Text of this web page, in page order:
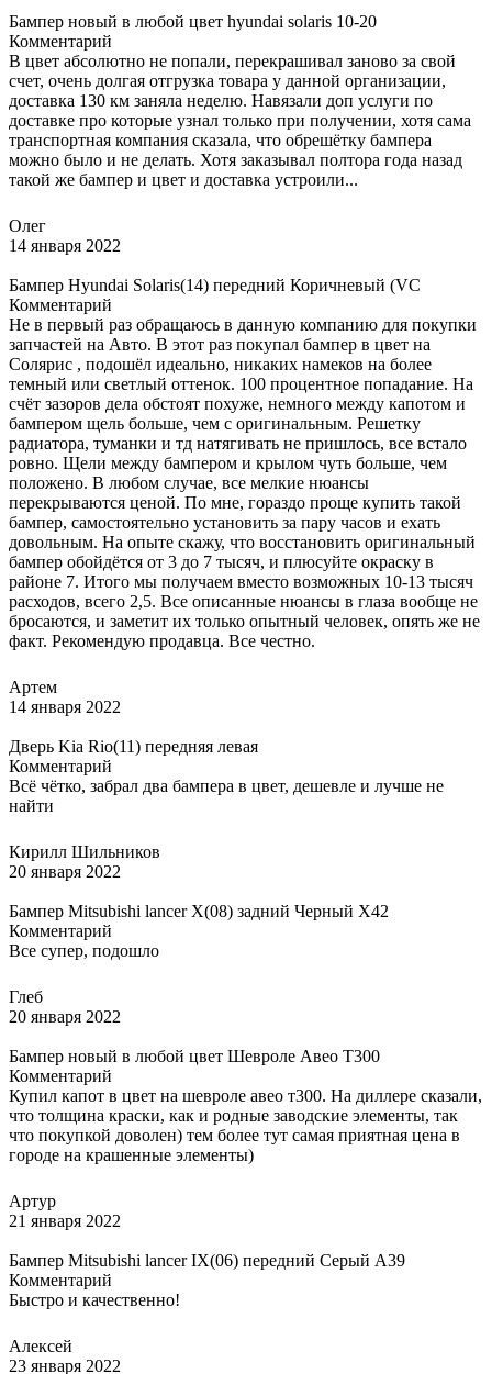
Бампер новый в любой цвет hyundai solaris 10-20
Комментарий
В цвет абсолютно не попали, перекрашивал заново за свой
счет, очень долгая отгрузка товара у данной организации,
доставка 130 км заняла неделю. Навязали доп услуги по
доставке про которые узнал только при получении, хотя сама
транспортная компания сказала, что обрешётку бампера
можно было и не делать. Хотя заказывал полтора года назад
такой же бампер и цвет и доставка устроили...
Олег
14 января 2022
Бампер Hyundai Solaris(14) передний Коричневый (VC
Комментарий
Не в первый раз обращаюсь в данную компанию для покупки
запчастей на Авто. В этот раз покупал бампер в цвет на
Солярис , подошёл идеально, никаких намеков на более
темный или светлый оттенок. 100 процентное попадание. На
счёт зазоров дела обстоят похуже, немного между капотом и
бампером щель больше, чем с оригинальным. Решетку
радиатора, туманки и тд натягивать не пришлось, все встало
ровно. Щели между бампером и крылом чуть больше, чем
положено. В любом случае, все мелкие нюансы
перекрываются ценой. По мне, гораздо проще купить такой
бампер, самостоятельно установить за пару часов и ехать
довольным. На опыте скажу, что восстановить оригинальный
бампер обойдётся от 3 до 7 тысяч, и плюсуйте окраску в
районе 7. Итого мы получаем вместо возможных 10-13 тысяч
расходов, всего 2,5. Все описанные нюансы в глаза вообще не
бросаются, и заметит их только опытный человек, опять же не
факт. Рекомендую продавца. Все честно.
Артем
14 января 2022
Дверь Kia Rio(11) передняя левая
Комментарий
Всё чётко, забрал два бампера в цвет, дешевле и лучше не
найти
Кирилл Шильников
20 января 2022
Бампер Mitsubishi lancer X(08) задний Черный X42
Комментарий
Все супер, подошло
Глеб
20 января 2022
Бампер новый в любой цвет Шевроле Авео Т300
Комментарий
Купил капот в цвет на шевроле авео т300. На диллере сказали,
что толщина краски, как и родные заводские элементы, так
что покупкой доволен) тем более тут самая приятная цена в
городе на крашенные элементы)
Артур
21 января 2022
Бампер Mitsubishi lancer IX(06) передний Серый A39
Комментарий
Быстро и качественно!
Алексей
23 января 2022